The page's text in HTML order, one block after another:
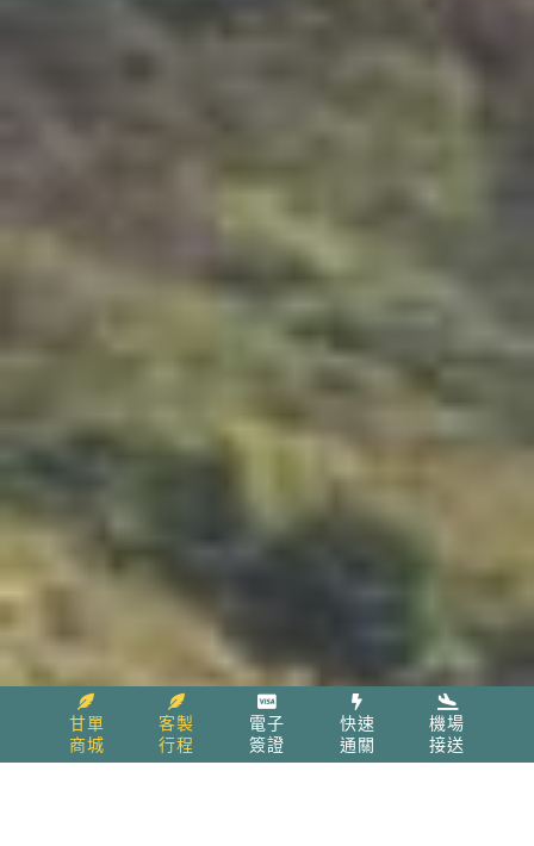
甘單
商城
客製
行程
電子
簽證
快速
通關
機場
接送